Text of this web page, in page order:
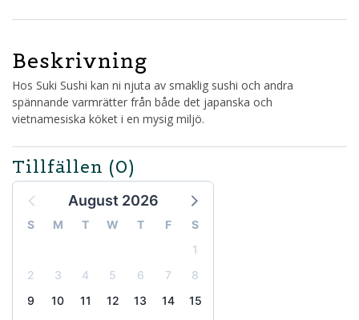
Beskrivning
Hos Suki Sushi kan ni njuta av smaklig sushi och andra
spännande varmrätter från både det japanska och
vietnamesiska köket i en mysig miljö.
Tillfällen (0)
August 2026
S M T W T F
S
1
2
3 4 5 6 7
8
9
10 11 12 13 14
15